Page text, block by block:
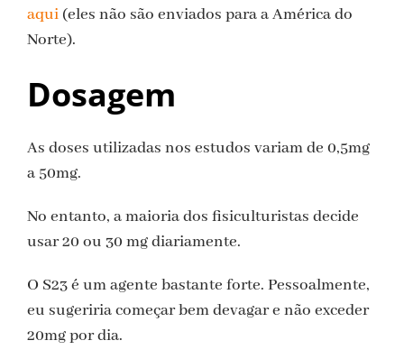
aqui (eles não são enviados para a América do
Norte).
Dosagem
As doses utilizadas nos estudos variam de 0,5mg
a 50mg.
No entanto, a maioria dos fisiculturistas decide
usar 20 ou 30 mg diariamente.
O S23 é um agente bastante forte. Pessoalmente,
eu sugeriria começar bem devagar e não exceder
20mg por dia.